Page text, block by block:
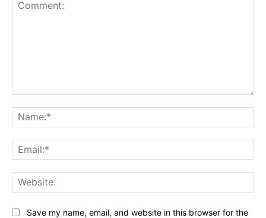
Save my name, email, and website in this browser for the